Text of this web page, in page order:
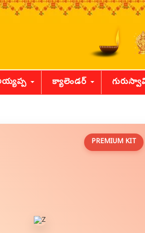
క్యాలెండర్
PREMIUM KIT